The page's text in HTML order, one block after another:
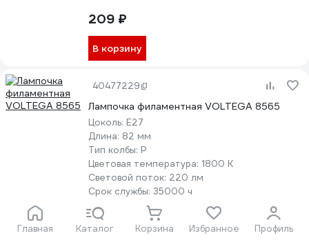
Главная Каталог Корзина Избранное Профиль
209 ₽
В корзину
40477229
Лампочка филаментная VOLTEGA 8565
Цоколь: E27
Длина: 82 мм
Тип колбы: P
Цветовая температура: 1800 К
Световой поток: 220 лм
Срок службы: 35000 ч
Мощность (Вт):
Эквивалент лампы накаливания:
Цветность:теплый белый (менее 3300 К)